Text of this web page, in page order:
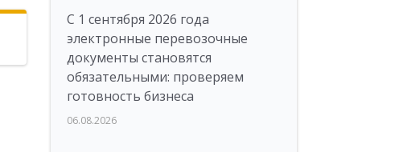
С 1 сентября 2026 года
электронные перевозочные
документы становятся
обязательными: проверяем
готовность бизнеса
06.08.2026